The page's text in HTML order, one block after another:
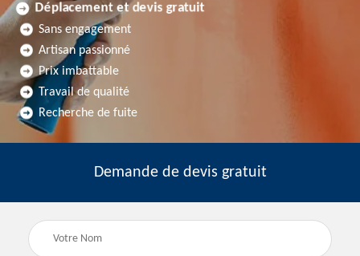
Déplacement et devis gratuit
Sans engagement
Artisan passionné
Prix imbattable
Travail de qualité
Recherche de fuite
Demande de devis gratuit